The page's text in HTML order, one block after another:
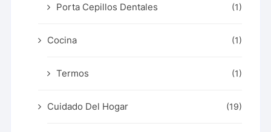
Porta Cepillos Dentales (1)
Cocina (1)
Termos (1)
Cuidado Del Hogar (19)